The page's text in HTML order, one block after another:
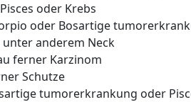
oder Krebs
oder Bosartige
unter anderem Neck
ferner Karzinom
Schutze
tumorerkrankung oder